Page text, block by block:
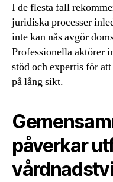
I de flesta fall
juridiska processer
inte kan nås avgör
Professionella aktörer
stöd och expertis för
på lång sikt.
påverkar